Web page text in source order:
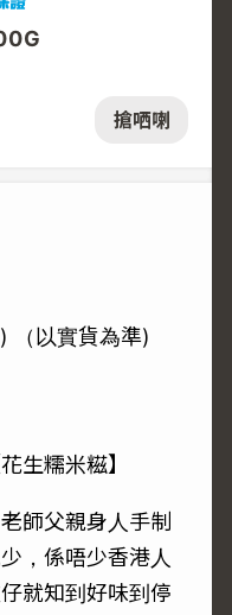
搶哂喇
（以實貨為準)
生糯米糍】
師父親身人手制
，係唔少香港人
就知到好味到停